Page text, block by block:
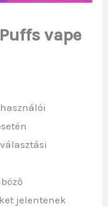
vape
jelentenek